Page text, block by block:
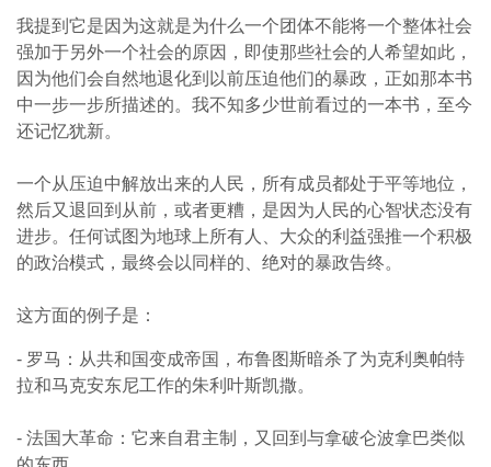
我提到它是因为这就是为什么一个团体不能将一个整体社会
强加于另外一个社会的原因，即使那些社会的人希望如此，
因为他们会自然地退化到以前压迫他们的暴政，正如那本书
中一步一步所描述的。我不知多少世前看过的一本书，至今
还记忆犹新。
一个从压迫中解放出来的人民，所有成员都处于平等地位，
然后又退回到从前，或者更糟，是因为人民的心智状态没有
进步。任何试图为地球上所有人、大众的利益强推一个积极
的政治模式，最终会以同样的、绝对的暴政告终。
这方面的例子是：
- 罗马：从共和国变成帝国，布鲁图斯暗杀了为克利奥帕特
拉和马克安东尼工作的朱利叶斯凯撒。
- 法国大革命：它来自君主制，又回到与拿破仑波拿巴类似